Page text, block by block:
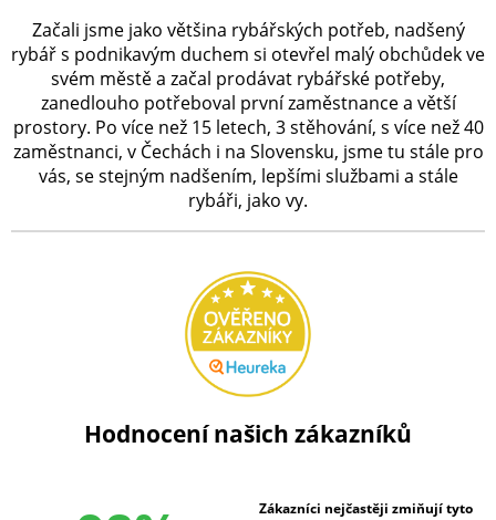
Začali jsme jako většina rybářských potřeb, nadšený
rybář s podnikavým duchem si otevřel malý obchůdek ve
svém městě a začal prodávat rybářské potřeby,
zanedlouho potřeboval první zaměstnance a větší
prostory. Po více než 15 letech, 3 stěhování, s více než 40
zaměstnanci, v Čechách i na Slovensku, jsme tu stále pro
vás, se stejným nadšením, lepšími službami a stále
rybáři, jako vy.
Hodnocení našich zákazníků
Zákazníci nejčastěji zmiňují tyto